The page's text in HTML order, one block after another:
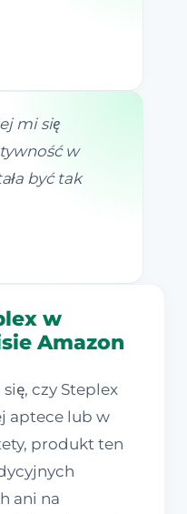
mi się
w
być tak
w
Amazon
czy Steplex
aptece lub w
produkt ten
ani na